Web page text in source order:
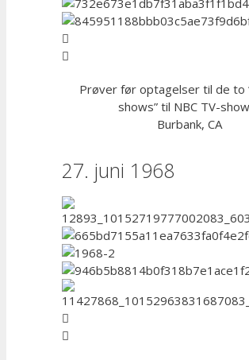
Prøver før optagelser til de to
shows” til NBC TV-
Burbank, CA
27. juni 1968